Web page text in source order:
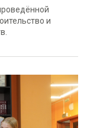
и